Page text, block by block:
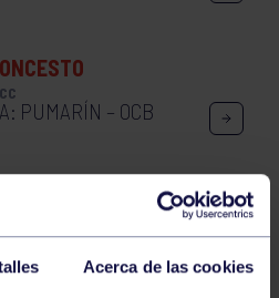
Acerca de las cookies
PUMARÍN – OCB
PELOTA